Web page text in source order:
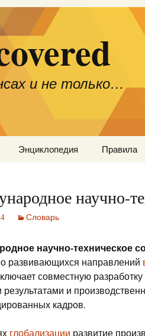
и не только…
Энциклопедия Правила
научно-
Словарь
научно-техническое
развивающихся направлений
совместную
и
кадров.
глобализации развитие